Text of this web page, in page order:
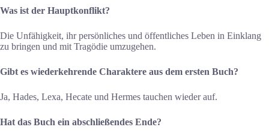
Was ist der Hauptkonflikt?
Die Unfähigkeit, ihr persönliches und öffentliches Leben in Einklang
zu bringen und mit Tragödie umzugehen.
Gibt es wiederkehrende Charaktere aus dem ersten Buch?
Ja, Hades, Lexa, Hecate und Hermes tauchen wieder auf.
Hat das Buch ein abschließendes Ende?